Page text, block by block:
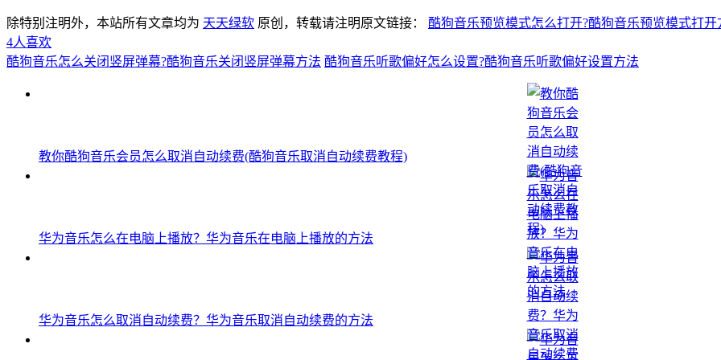
除特别注明外，本站所有文章均为 天天绿软 原创，转载请注明原文链接： 酷狗音乐预览模式怎么打开?酷狗音乐预览模式打开
4人喜欢
酷狗音乐怎么关闭竖屏弹幕?酷狗音乐关闭竖屏弹幕方法 酷狗音乐听歌偏好怎么设置?酷狗音乐听歌偏好设置方法
教你酷狗音乐会员怎么取消自动续费(酷狗音乐取消自动续费教程)
华为音乐怎么在电脑上播放？华为音乐在电脑上播放的方法
华为音乐怎么取消自动续费？华为音乐取消自动续费的方法